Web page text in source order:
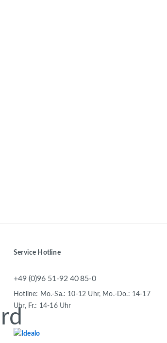
Service Hotline
+49 (0)96 51-92 40 85-0
Hotline: Mo.-Sa.: 10-12 Uhr, Mo.-Do.: 14-17
Uhr, Fr.: 14-16 Uhr